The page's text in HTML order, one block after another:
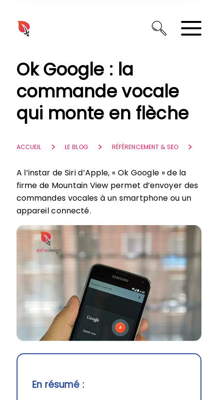
Ok Google : la
commande vocale
qui monte en flèche
ACCUEIL LE BLOG RÉFÉRENCEMENT & SEO
A l’instar de Siri d’Apple, « Ok Google » de la
firme de Mountain View permet d’envoyer des
commandes vocales à un smartphone ou un
appareil connecté.
En résumé :